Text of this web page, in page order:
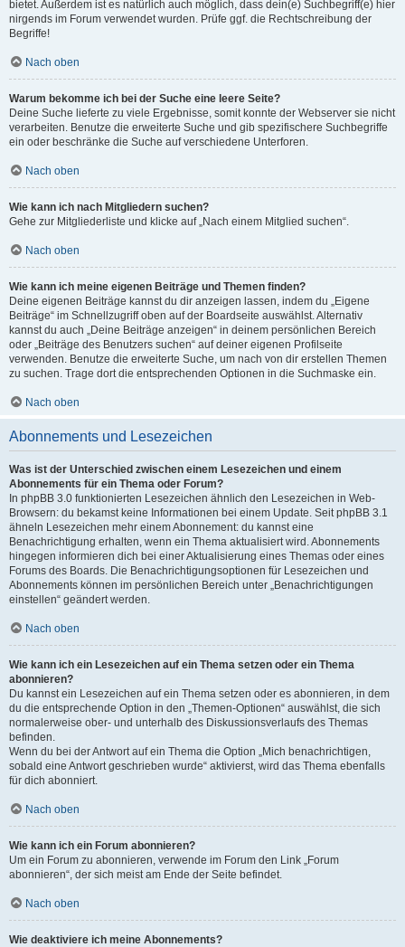
bietet. Außerdem ist es natürlich auch möglich, dass dein(e) Suchbegriff(e) hier
nirgends im Forum verwendet wurden. Prüfe ggf. die Rechtschreibung der
Begriffe!
Nach oben
Warum bekomme ich bei der Suche eine leere Seite?
Deine Suche lieferte zu viele Ergebnisse, somit konnte der Webserver sie nicht
verarbeiten. Benutze die erweiterte Suche und gib spezifischere Suchbegriffe
ein oder beschränke die Suche auf verschiedene Unterforen.
Nach oben
Wie kann ich nach Mitgliedern suchen?
Gehe zur Mitgliederliste und klicke auf „Nach einem Mitglied suchen“.
Nach oben
Wie kann ich meine eigenen Beiträge und Themen finden?
Deine eigenen Beiträge kannst du dir anzeigen lassen, indem du „Eigene
Beiträge“ im Schnellzugriff oben auf der Boardseite auswählst. Alternativ
kannst du auch „Deine Beiträge anzeigen“ in deinem persönlichen Bereich
oder „Beiträge des Benutzers suchen“ auf deiner eigenen Profilseite
verwenden. Benutze die erweiterte Suche, um nach von dir erstellen Themen
zu suchen. Trage dort die entsprechenden Optionen in die Suchmaske ein.
Nach oben
Abonnements und Lesezeichen
Was ist der Unterschied zwischen einem Lesezeichen und einem
Abonnements für ein Thema oder Forum?
In phpBB 3.0 funktionierten Lesezeichen ähnlich den Lesezeichen in Web-
Browsern: du bekamst keine Informationen bei einem Update. Seit phpBB 3.1
ähneln Lesezeichen mehr einem Abonnement: du kannst eine
Benachrichtigung erhalten, wenn ein Thema aktualisiert wird. Abonnements
hingegen informieren dich bei einer Aktualisierung eines Themas oder eines
Forums des Boards. Die Benachrichtigungsoptionen für Lesezeichen und
Abonnements können im persönlichen Bereich unter „Benachrichtigungen
einstellen“ geändert werden.
Nach oben
Wie kann ich ein Lesezeichen auf ein Thema setzen oder ein Thema
abonnieren?
Du kannst ein Lesezeichen auf ein Thema setzen oder es abonnieren, in dem
du die entsprechende Option in den „Themen-Optionen“ auswählst, die sich
normalerweise ober- und unterhalb des Diskussionsverlaufs des Themas
befinden.
Wenn du bei der Antwort auf ein Thema die Option „Mich benachrichtigen,
sobald eine Antwort geschrieben wurde“ aktivierst, wird das Thema ebenfalls
für dich abonniert.
Nach oben
Wie kann ich ein Forum abonnieren?
Um ein Forum zu abonnieren, verwende im Forum den Link „Forum
abonnieren“, der sich meist am Ende der Seite befindet.
Nach oben
Wie deaktiviere ich meine Abonnements?